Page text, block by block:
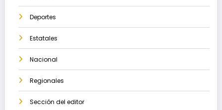
Deportes
Estatales
Nacional
Regionales
Sección del editor